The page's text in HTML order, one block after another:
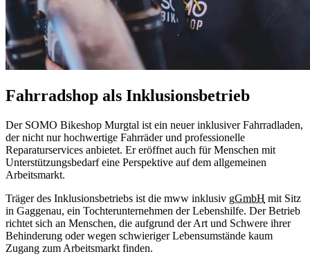
Fahrradshop als Inklusionsbetrieb
Der SOMO Bikeshop Murgtal ist ein neuer inklusiver Fahrradladen,
der nicht nur hochwertige Fahrräder und professionelle
Reparaturservices anbietet. Er eröffnet auch für Menschen mit
Unterstützungsbedarf eine Perspektive auf dem allgemeinen
Arbeitsmarkt.
Träger des Inklusionsbetriebs ist die mww inklusiv gGmbH mit Sitz
in Gaggenau, ein Tochterunternehmen der Lebenshilfe. Der Betrieb
richtet sich an Menschen, die aufgrund der Art und Schwere ihrer
Behinderung oder wegen schwieriger Lebensumstände kaum
Zugang zum Arbeitsmarkt finden.